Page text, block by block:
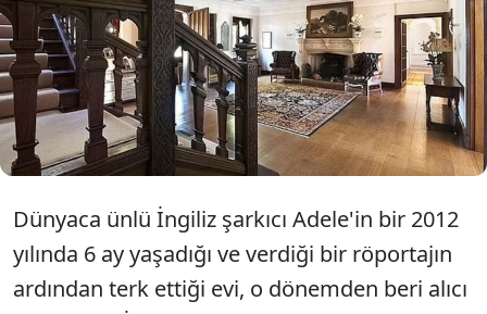
boyunca yaşadığı Osmanlı hanedanlığıyla
yakından ilişkili ev, 10 yılı aşkın bir süredir alıcı
bulamıyor. Sebebi ise 6 milyon sterlinlik fiyatı
değil, bambaşka bir söylenti...
Dünyaca ünlü İngiliz şarkıcı Adele'in bir 2012
yılında 6 ay yaşadığı ve verdiği bir röportajın
ardından terk ettiği evi, o dönemden beri alıcı